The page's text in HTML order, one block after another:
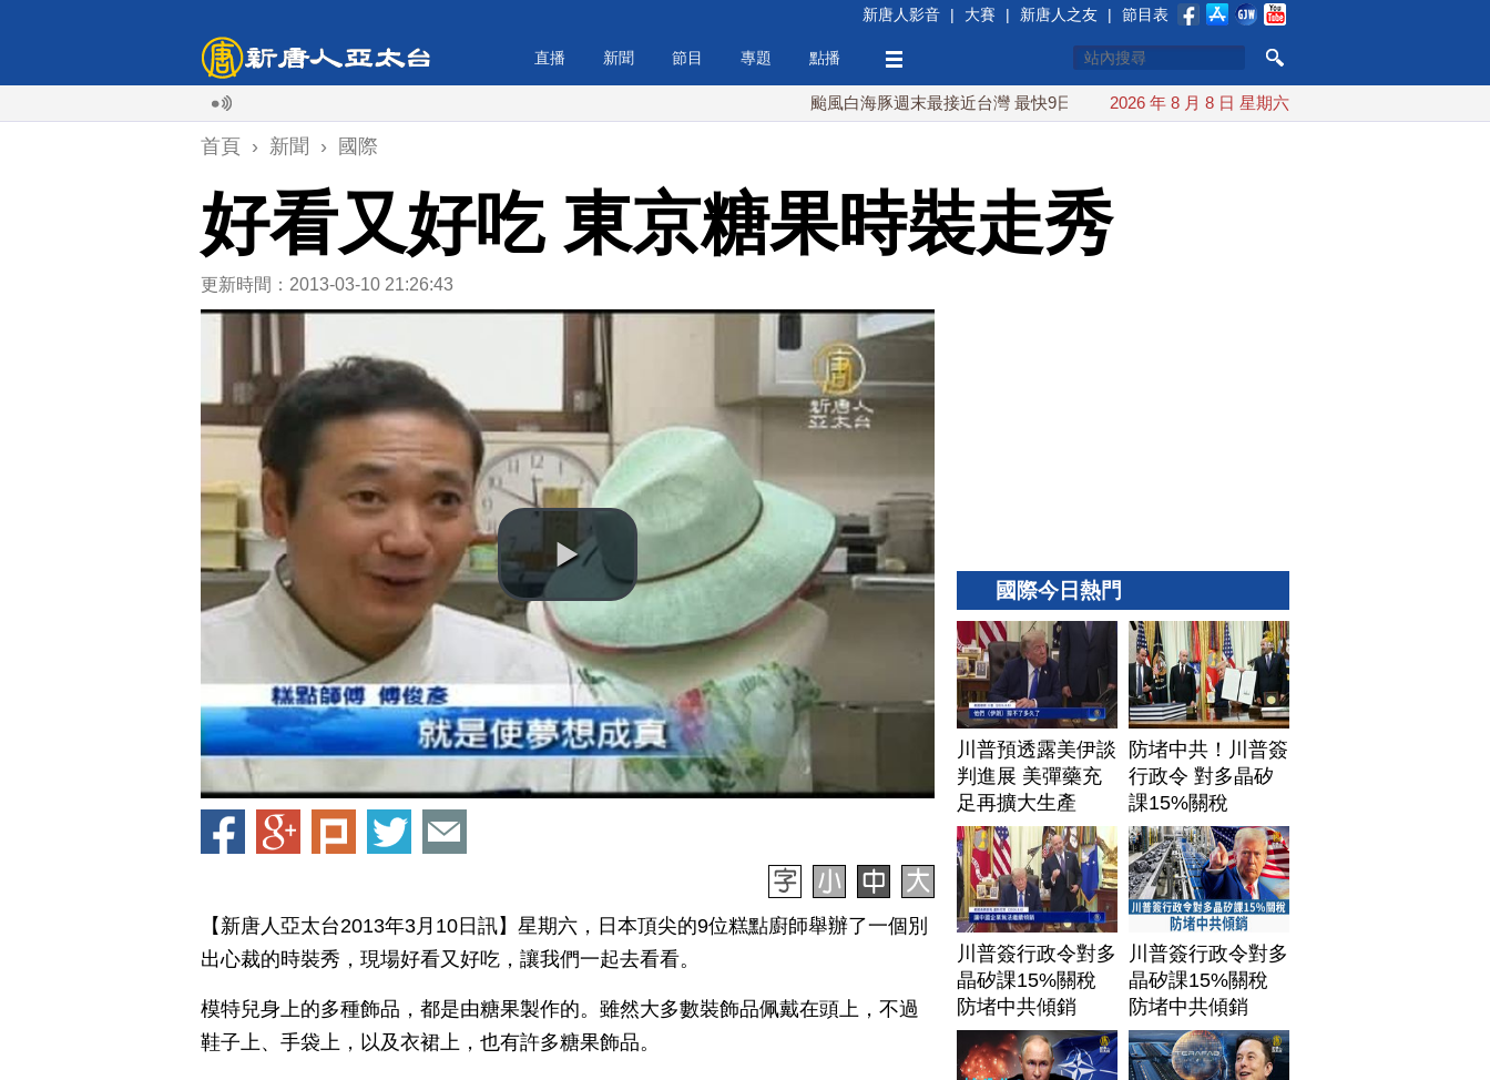
新唐人影音 | 大賽 | 新唐人之友 | 節目表
直播 新聞 節目 專題 點播
颱風白海豚週末最接近台灣 最快9日可能登陸中國 台灣漢光首結合城鎮演習 AIT連續發文讚「韌
2026 年 8 月 8 日 星期六
首頁 › 新聞 › 國際
好看又好吃 東京糖果時裝走秀
更新時間：2013-03-10 21:26:43
【新唐人亞太台2013年3月10日訊】星期六，日本頂尖的9位糕點廚師舉辦了一個別
出心裁的時裝秀，現場好看又好吃，讓我們一起去看看。
模特兒身上的多種飾品，都是由糖果製作的。雖然大多數裝飾品佩戴在頭上，不過
鞋子上、手袋上，以及衣裙上，也有許多糖果飾品。
國際今日熱門
川普預透露美伊談
判進展 美彈藥充
足再擴大生產
防堵中共！川普簽
行政令 對多晶矽
課15%關稅
川普簽行政令對多
晶矽課15%關稅
防堵中共傾銷
川普簽行政令對多
晶矽課15%關稅
防堵中共傾銷